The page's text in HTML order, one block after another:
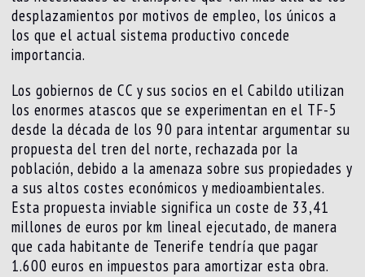
desplazamientos por motivos de empleo, los únicos a
los que el actual sistema productivo concede
importancia.
Los gobiernos de CC y sus socios en el Cabildo utilizan
los enormes atascos que se experimentan en el TF-5
desde la década de los 90 para intentar argumentar su
propuesta del tren del norte, rechazada por la
población, debido a la amenaza sobre sus propiedades y
a sus altos costes económicos y medioambientales.
Esta propuesta inviable significa un coste de 33,41
millones de euros por km lineal ejecutado, de manera
que cada habitante de Tenerife tendría que pagar
1.600 euros en impuestos para amortizar esta obra.